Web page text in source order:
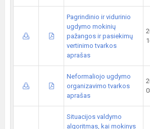
Pagrindinio ir vidurinio
ugdymo mokinių
pažangos ir pasiekimų
vertinimo tvarkos
aprašas
Neformaliojo ugdymo
organizavimo tvarkos
aprašas
Situacijos valdymo
algoritmas, kai mokinys